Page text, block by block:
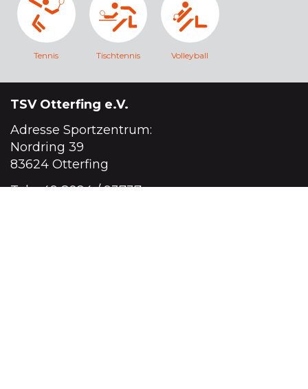
Tennis Tischtennis Volleyball
TSV Otterfing e.V.
Adresse Sportzentrum:
Nordring 39
83624 Otterfing
Tel.+49 8024 / 93737